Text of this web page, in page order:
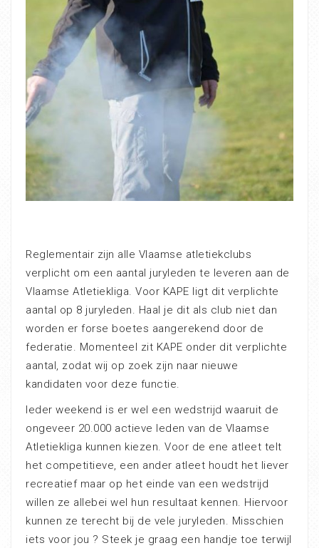
Reglementair zijn alle Vlaamse atletiekclubs
verplicht om een aantal juryleden te leveren aan de
Vlaamse Atletiekliga. Voor KAPE ligt dit verplichte
aantal op 8 juryleden. Haal je dit als club niet dan
worden er forse boetes aangerekend door de
federatie. Momenteel zit KAPE onder dit verplichte
aantal, zodat wij op zoek zijn naar nieuwe
kandidaten voor deze functie.
Ieder weekend is er wel een wedstrijd waaruit de
ongeveer 20.000 actieve leden van de Vlaamse
Atletiekliga kunnen kiezen. Voor de ene atleet telt
het competitieve, een ander atleet houdt het liever
recreatief maar op het einde van een wedstrijd
willen ze allebei wel hun resultaat kennen. Hiervoor
kunnen ze terecht bij de vele juryleden. Misschien
iets voor jou ? Steek je graag een handje toe terwijl